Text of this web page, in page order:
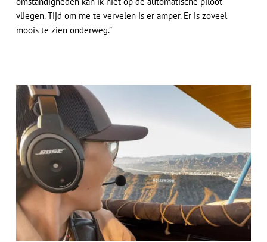
Geen producten in de
winkelwagen.
vliegen. Tijd om me te vervelen is er amper. Er is zoveel
moois te zien onderweg.”